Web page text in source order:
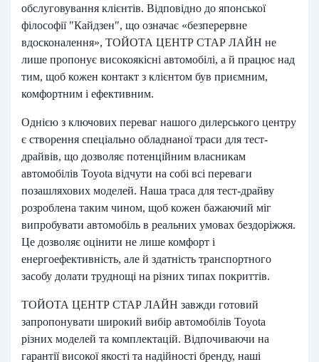
обслуговування клієнтів. Відповідно до японської
філософії "Кайдзен", що означає «безперервне
вдосконалення», ТОЙОТА ЦЕНТР СТАР ЛАЙН не
лише пропонує високоякісні автомобілі, а й працює над
тим, щоб кожен контакт з клієнтом був приємним,
комфортним і ефективним.
Однією з ключових переваг нашого дилерського центру
є створення спеціально обладнаної траси для тест-
драйвів, що дозволяє потенційним власникам
автомобілів Toyota відчути на собі всі переваги
позашляхових моделей. Наша траса для тест-драйву
розроблена таким чином, щоб кожен бажаючий міг
випробувати автомобіль в реальних умовах бездоріжжя.
Це дозволяє оцінити не лише комфорт і
енергоефективність, але й здатність транспортного
засобу долати труднощі на різних типах покриттів.
ТОЙОТА ЦЕНТР СТАР ЛАЙН завжди готовий
запропонувати широкий вибір автомобілів Toyota
різних моделей та комплектацій. Відпочиваючи на
гарантії високої якості та надійності бренду, наші